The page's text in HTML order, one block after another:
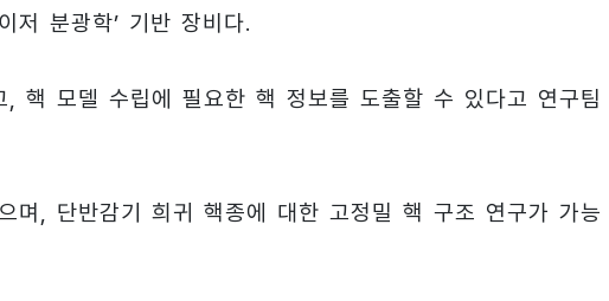
분광학’ 기반 장비다.
핵 모델 수립에 필요한 핵 정보를 도출할 수 있다고 연구팀
며, 단반감기 희귀 핵종에 대한 고정밀 핵 구조 연구가 가능